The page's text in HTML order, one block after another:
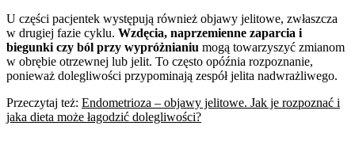
U części pacjentek występują również objawy jelitowe, zwłaszcza
w drugiej fazie cyklu. Wzdęcia, naprzemienne zaparcia i
biegunki czy ból przy wypróżnianiu mogą towarzyszyć zmianom
w obrębie otrzewnej lub jelit. To często opóźnia rozpoznanie,
ponieważ dolegliwości przypominają zespół jelita nadwrażliwego.
Przeczytaj też: Endometrioza – objawy jelitowe. Jak je rozpoznać i
jaka dieta może łagodzić dolegliwości?